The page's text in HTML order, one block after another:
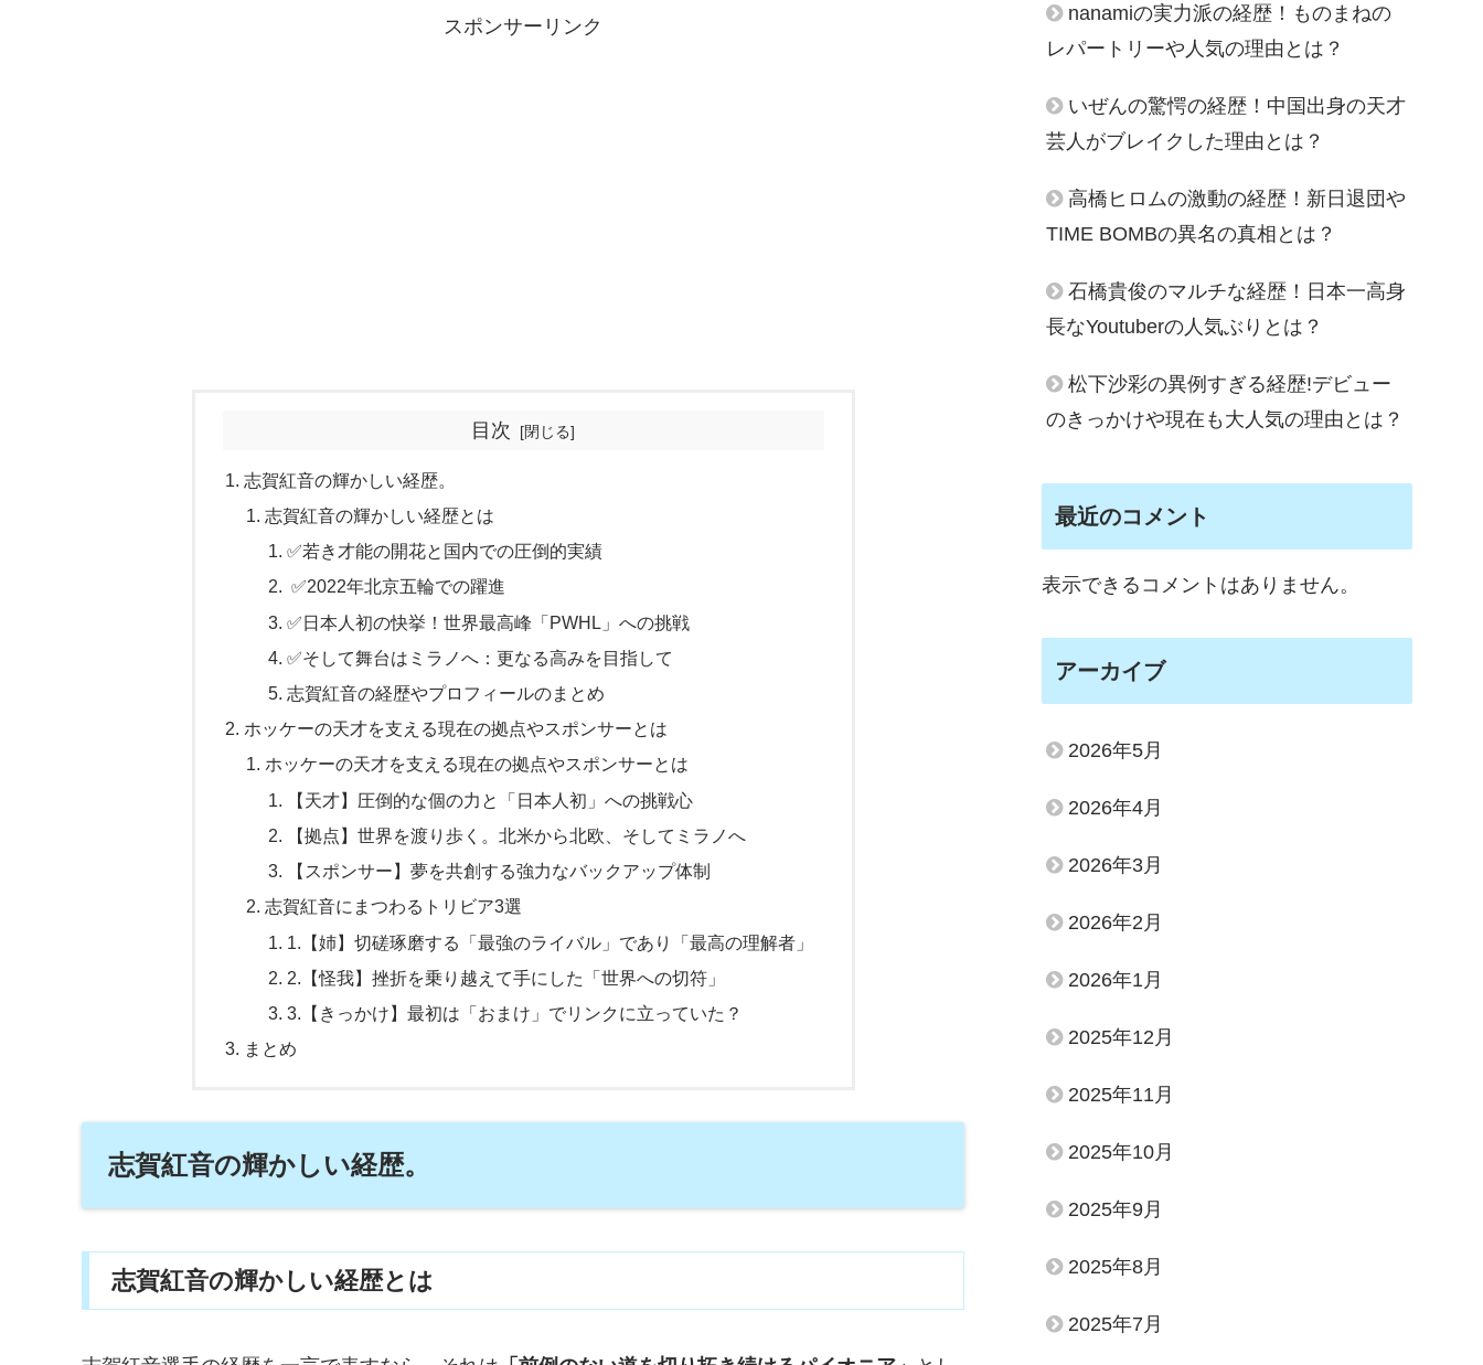
スポンサーリンク
目次
志賀紅音の輝かしい経歴。
志賀紅音の輝かしい経歴とは
✅若き才能の開花と国内での圧倒的実績
✅2022年北京五輪での躍進
✅日本人初の快挙！世界最高峰「PWHL」への挑戦
✅そして舞台はミラノへ：更なる高みを目指して
志賀紅音の経歴やプロフィールのまとめ
ホッケーの天才を支える現在の拠点やスポンサーとは
ホッケーの天才を支える現在の拠点やスポンサーとは
【天才】圧倒的な個の力と「日本人初」への挑戦心
【拠点】世界を渡り歩く。北米から北欧、そしてミラノへ
【スポンサー】夢を共創する強力なバックアップ体制
志賀紅音にまつわるトリビア3選
1.【姉】切磋琢磨する「最強のライバル」であり「最高の理解者」
2.【怪我】挫折を乗り越えて手にした「世界への切符」
3.【きっかけ】最初は「おまけ」でリンクに立っていた？
まとめ
志賀紅音の輝かしい経歴。
志賀紅音の輝かしい経歴とは
nanamiの実力派の経歴！ものまねの
レパートリーや人気の理由とは？
いぜんの驚愕の経歴！中国出身の天才
芸人がブレイクした理由とは？
高橋ヒロムの激動の経歴！新日退団や
TIME BOMBの異名の真相とは？
石橋貴俊のマルチな経歴！日本一高身
長なYoutuberの人気ぶりとは？
松下沙彩の異例すぎる経歴!デビュー
のきっかけや現在も大人気の理由とは？
最近のコメント
表示できるコメントはありません。
アーカイブ
2026年5月
2026年4月
2026年3月
2026年2月
2026年1月
2025年12月
2025年11月
2025年10月
2025年9月
2025年8月
2025年7月